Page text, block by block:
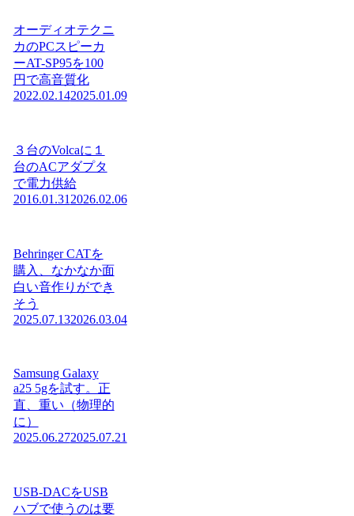
オーディオテクニ
カのPCスピーカ
ーAT-SP95を100
円で高音質化
2022.02.142025.01.09
３台のVolcaに１
台のACアダプタ
で電力供給
2016.01.31 2026.02.06
Behringer CATを
購入、なかなか面
白い音作りができ
そう
2025.07.132026.03.04
Samsung Galaxy
a25 5gを試す。正
直、重い（物理的
に）
2025.06.272025.07.21
USB-DACをUSB
ハブで使うのは要